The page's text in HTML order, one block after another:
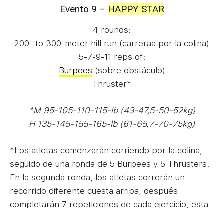
Evento 9 – HAPPY STAR
4 rounds:
200- to 300-meter hill run (carreraa por la colina)
5-7-9-11 reps of:
Burpees (sobre obstáculo)
Thruster*
*M 95-105-110-115-lb (43-47,5-50-52kg)
H 135-145-155-165-lb (61-65,7-70-75kg)
*Los atletas comenzarán corriendo por la colina,
seguido de una ronda de 5 Burpees y 5 Thrusters.
En la segunda ronda, los atletas correrán un
recorrido diferente cuesta arriba, después
completarán 7 repeticiones de cada ejercicio, esta